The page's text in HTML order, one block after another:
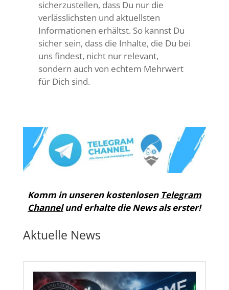
sicherzustellen, dass Du nur die
verlässlichsten und aktuellsten
Informationen erhältst. So kannst Du
sicher sein, dass die Inhalte, die Du bei
uns findest, nicht nur relevant,
sondern auch von echtem Mehrwert
für Dich sind.
Komm in unseren kostenlosen Telegram
Channelund erhalte die News als erster!
Aktuelle News